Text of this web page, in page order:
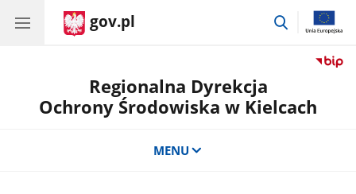
gov.pl
przejdź
Regionalna Dyrekcja
Ochrony Środowiska w Kielcach
MENU